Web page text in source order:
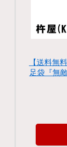
【送料無
足袋『無